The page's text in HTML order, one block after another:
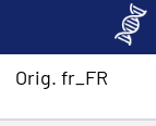
Orig. fr_FR